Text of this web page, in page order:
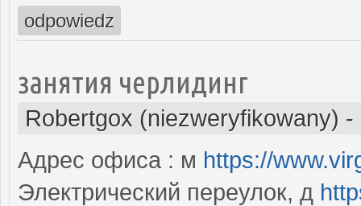
odpowiedz
занятия черлидинг
Robertgox (niezweryfikowany) -
Адрес офиса : м https://
Электрический переулок, д